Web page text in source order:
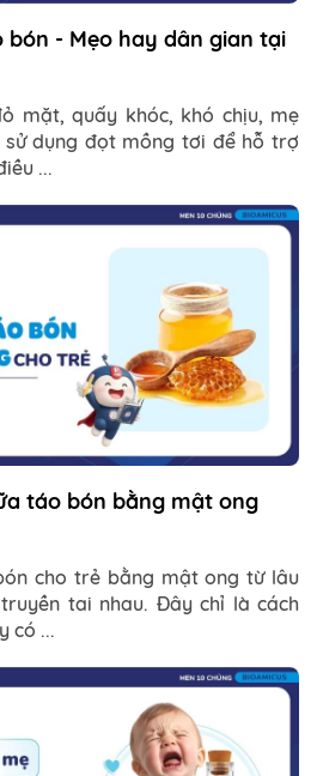
- Mẹo hay dân gian tại
mặt, quấy khóc, khó chịu, mẹ
dụng đọt mồng tơi để hỗ trợ
...
táo bón bằng mật ong
cho trẻ bằng mật ong từ lâu
tai nhau. Đây chỉ là cách
có ...